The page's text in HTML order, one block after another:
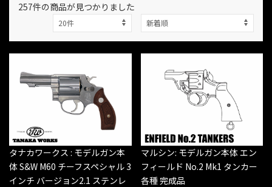
257件の商品が見つかりました
タナカワークス : モデルガン本
体 S&W M60 チーフスペシャル 3
インチ バージョン2.1 ステンレ
マルシン: モデルガン本体 エン
フィールド No.2 Mk1 タンカー
各種 完成品